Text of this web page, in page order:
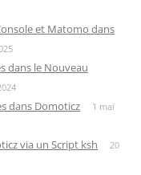
et Matomo dans
dans le Nouveau
dans Domoticz
1 mai
via un Script ksh
20